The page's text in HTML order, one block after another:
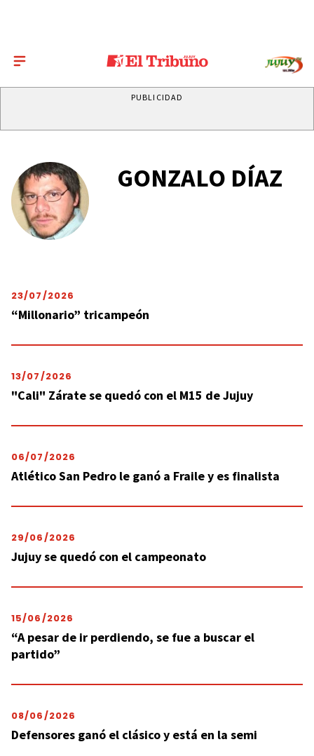
PUBLICIDAD
GONZALO DÍAZ
23/07/2026
“Millonario” tricampeón
13/07/2026
"Cali" Zárate se quedó con el M15 de Jujuy
06/07/2026
Atlético San Pedro le ganó a Fraile y es finalista
29/06/2026
Jujuy se quedó con el campeonato
15/06/2026
“A pesar de ir perdiendo, se fue a buscar el
partido”
08/06/2026
Defensores ganó el clásico y está en la semi